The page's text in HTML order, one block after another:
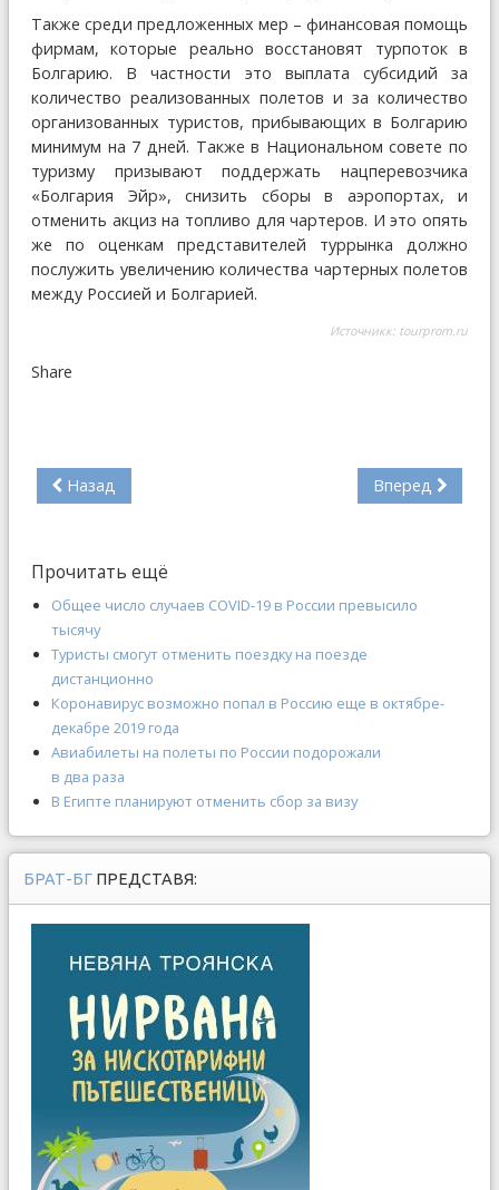
Также среди предложенных мер – финансовая помощь
фирмам, которые реально восстановят турпоток в
Болгарию. В частности это выплата субсидий за
количество реализованных полетов и за количество
организованных туристов, прибывающих в Болгарию
минимум на 7 дней. Также в Национальном совете по
туризму призывают поддержать нацперевозчика
«Болгария Эйр», снизить сборы в аэропортах, и
отменить акциз на топливо для чартеров. И это опять
же по оценкам представителей туррынка должно
послужить увеличению количества чартерных полетов
между Россией и Болгарией.
Источникк: tourprom.ru
Share
Назад Вперед
Прочитать ещё
Общее число случаев COVID-19 в России превысило
тысячу
Туристы смогут отменить поездку на поезде
дистанционно
Коронавирус возможно попал в Россию еще в октябре-
декабре 2019 года
Авиабилеты на полеты по России подорожали
в два раза
В Египте планируют отменить сбор за визу
БРАТ-БГ ПРЕДСТАВЯ: